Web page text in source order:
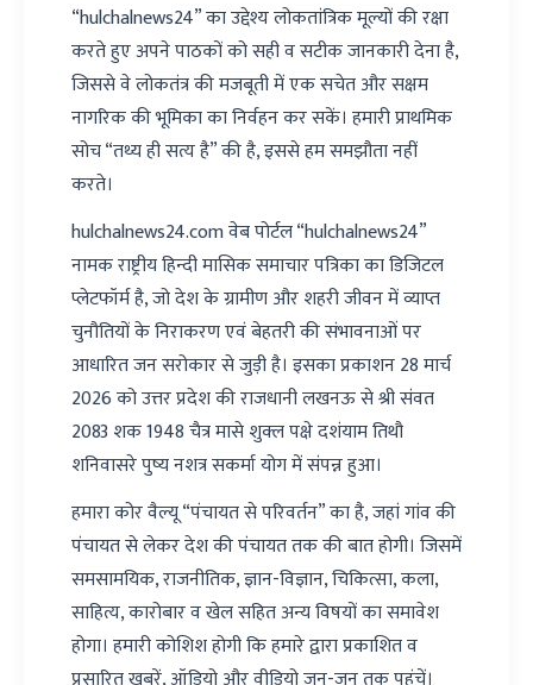
“hulchalnews24” का उद्देश्य लोकतांत्रिक मूल्यों की रक्षा
करते हुए अपने पाठकों को सही व सटीक जानकारी देना है,
जिससे वे लोकतंत्र की मजबूती में एक सचेत और सक्षम
नागरिक की भूमिका का निर्वहन कर सकें। हमारी प्राथमिक
सोच “तथ्य ही सत्य है” की है, इससे हम समझौता नहीं
करते।
hulchalnews24.com वेब पोर्टल “hulchalnews24”
नामक राष्ट्रीय हिन्दी मासिक समाचार पत्रिका का डिजिटल
प्लेटफॉर्म है, जो देश के ग्रामीण और शहरी जीवन में व्याप्त
चुनौतियों के निराकरण एवं बेहतरी की संभावनाओं पर
आधारित जन सरोकार से जुड़ी है। इसका प्रकाशन 28 मार्च
2026 को उत्तर प्रदेश की राजधानी लखनऊ से श्री संवत
2083 शक 1948 चैत्र मासे शुक्ल पक्षे दशंयाम तिथौ
शनिवासरे पुष्य नशत्र सकर्मा योग में संपन्न हुआ।
हमारा कोर वैल्यू “पंचायत से परिवर्तन” का है, जहां गांव की
पंचायत से लेकर देश की पंचायत तक की बात होगी। जिसमें
समसामयिक, राजनीतिक, ज्ञान-विज्ञान, चिकित्सा, कला,
साहित्य, कारोबार व खेल सहित अन्य विषयों का समावेश
होगा। हमारी कोशिश होगी कि हमारे द्वारा प्रकाशित व